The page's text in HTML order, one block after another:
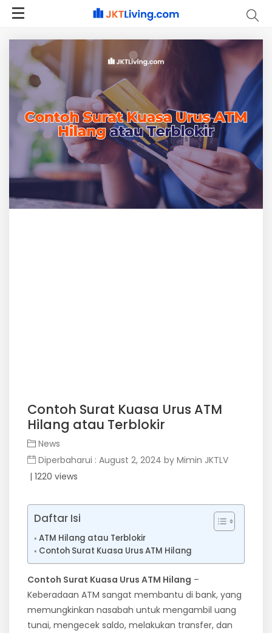
Contoh Surat Kuasa Urus ATM
Hilang atau Terblokir
News
Diperbaharui : August 2, 2024 by Mimin JKTLV
| 1220 views
Daftar Isi
ATM Hilang atau Terblokir
Contoh Surat Kuasa Urus ATM Hilang
Contoh Surat Kuasa Urus ATM Hilang –
Keberadaan ATM sangat membantu di bank, yang
memungkinkan nasabah untuk mengambil uang
tunai, mengecek saldo, melakukan transfer, dan